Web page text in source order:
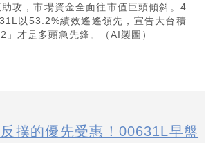
攻，市場資金全面往市值巨頭傾斜。4
以53.2%績效遙遙領先，宣告大台積
」才是多頭急先鋒。（AI製圖）
撲的優先受惠！00631L早盤